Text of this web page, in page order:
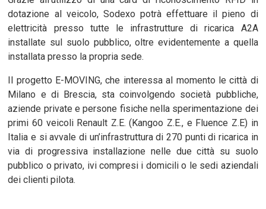
dotazione al veicolo, Sodexo potrà effettuare il pieno di
elettricità presso tutte le infrastrutture di ricarica A2A
installate sul suolo pubblico, oltre evidentemente a quella
installata presso la propria sede.
Il progetto E-MOVING, che interessa al momento le città di
Milano e di Brescia, sta coinvolgendo società pubbliche,
aziende private e persone fisiche nella sperimentazione dei
primi 60 veicoli Renault Z.E. (Kangoo Z.E., e Fluence Z.E) in
Italia e si avvale di un’infrastruttura di 270 punti di ricarica in
via di progressiva installazione nelle due città su suolo
pubblico o privato, ivi compresi i domicili o le sedi aziendali
dei clienti pilota.